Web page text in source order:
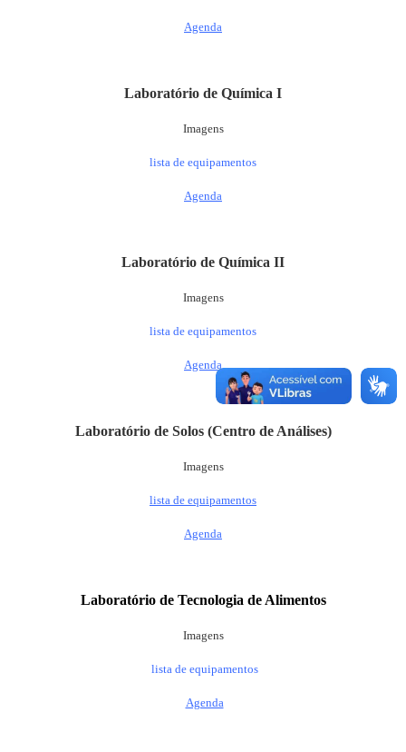
Agenda
Laboratório de Química I
Imagens
lista de equipamentos
Agenda
Laboratório de Química II
Imagens
lista de equipamentos
Agenda
Laboratório de Solos (Centro de Análises)
Imagens
lista de equipamentos
Agenda
Laboratório de Tecnologia de Alimentos
Imagens
lista de equipamentos
Agenda